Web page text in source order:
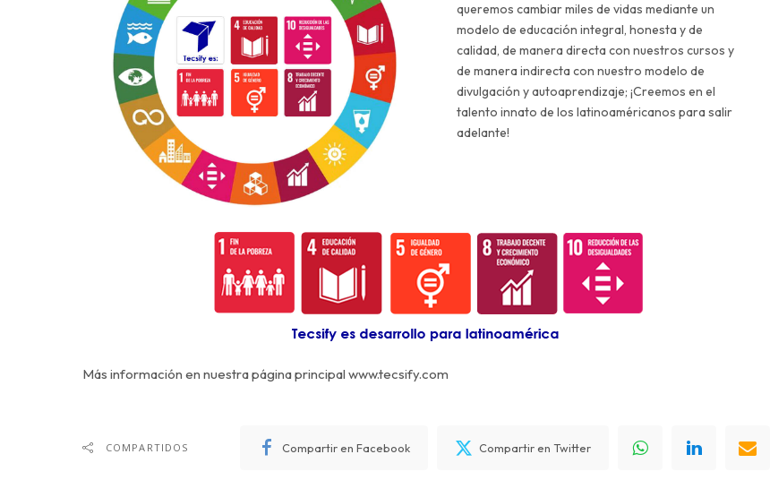
queremos cambiar miles de vidas mediante un
modelo de educación integral, honesta y de
calidad, de manera directa con nuestros cursos y
de manera indirecta con nuestro modelo de
divulgación y autoaprendizaje; ¡Creemos en el
talento innato de los latinoaméricanos para salir
adelante!
Más información en nuestra página principal www.tecsify.com
COMPARTIDOS Compartir en Facebook Compartir en Twitter